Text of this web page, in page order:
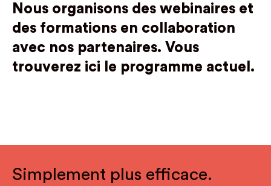
Nous organisons des webinaires et
des formations en collaboration
avec nos partenaires. Vous
trouverez ici le programme actuel.
Simplement plus efficace.